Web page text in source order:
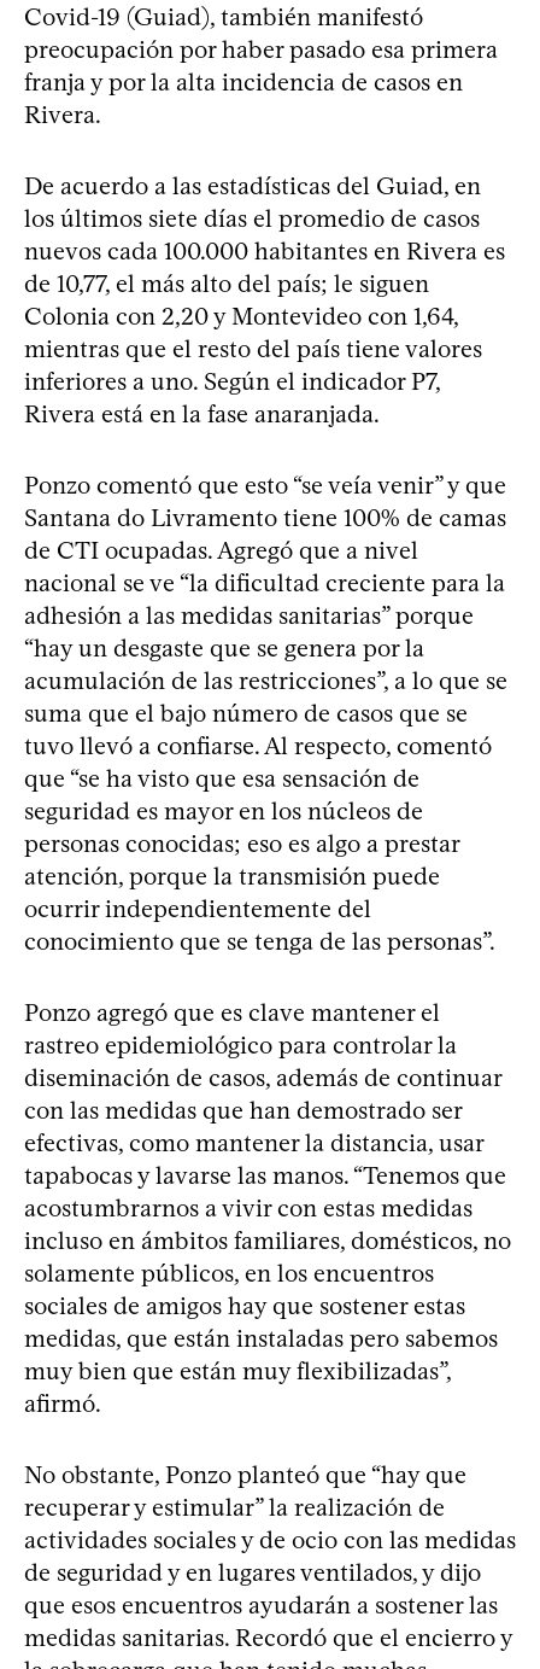
Covid-19 (Guiad), también manifestó
preocupación por haber pasado esa primera
franja y por la alta incidencia de casos en
Rivera.
De acuerdo a las estadísticas del Guiad, en
los últimos siete días el promedio de casos
nuevos cada 100.000 habitantes en Rivera es
de 10,77, el más alto del país; le siguen
Colonia con 2,20 y Montevideo con 1,64,
mientras que el resto del país tiene valores
inferiores a uno. Según el indicador P7,
Rivera está en la fase anaranjada.
Ponzo comentó que esto “se veía venir” y que
Santana do Livramento tiene 100% de camas
de CTI ocupadas. Agregó que a nivel
nacional se ve “la dificultad creciente para la
adhesión a las medidas sanitarias” porque
“hay un desgaste que se genera por la
acumulación de las restricciones”, a lo que se
suma que el bajo número de casos que se
tuvo llevó a confiarse. Al respecto, comentó
que “se ha visto que esa sensación de
seguridad es mayor en los núcleos de
personas conocidas; eso es algo a prestar
atención, porque la transmisión puede
ocurrir independientemente del
conocimiento que se tenga de las personas”.
Ponzo agregó que es clave mantener el
rastreo epidemiológico para controlar la
diseminación de casos, además de continuar
con las medidas que han demostrado ser
efectivas, como mantener la distancia, usar
tapabocas y lavarse las manos. “Tenemos que
acostumbrarnos a vivir con estas medidas
incluso en ámbitos familiares, domésticos, no
solamente públicos, en los encuentros
sociales de amigos hay que sostener estas
medidas, que están instaladas pero sabemos
muy bien que están muy flexibilizadas”,
afirmó.
No obstante, Ponzo planteó que “hay que
recuperar y estimular” la realización de
actividades sociales y de ocio con las medidas
de seguridad y en lugares ventilados, y dijo
que esos encuentros ayudarán a sostener las
medidas sanitarias. Recordó que el encierro y